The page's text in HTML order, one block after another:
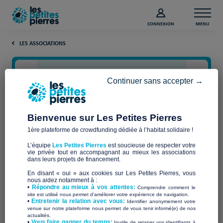
CONNEXION MENU
LES ASSOCIATIONS
Le Grand Sauvoy
Qui sommes-nous ?
Bienvenue sur Les Petites Pierres
1ère plateforme de crowdfunding dédiée à l’habitat solidaire !
L’équipe Les Petites Pierres est soucieuse de respecter votre
vie privée tout en accompagnant au mieux les associations
dans leurs projets de financement.
En disant « oui » aux cookies sur Les Petites Pierres, vous
nous aidez notamment à :
• Répondre au mieux à vos attentes:Comprendre comment le
site est utilisé nous permet d'améliorer votre expérience de navigation.
•Entretenir la relation avec vous: Identifier anonymement votre
venue sur notre plateforme nous permet de vous tenir informé(e) de nos
actualités.
Continuer sans accepter →